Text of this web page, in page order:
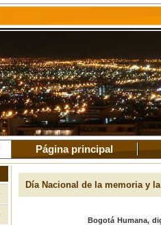
Página principal
Día Nacional de la memoria y
Bogotá Humana,